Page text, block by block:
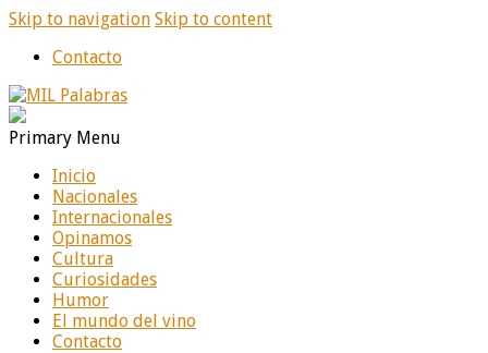
Skip to navigation Skip to content
Contacto
MIL Palabras
Diario online de noticias
Primary Menu
Inicio
Nacionales
Internacionales
Opinamos
Cultura
Curiosidades
Humor
El mundo del vino
Contacto